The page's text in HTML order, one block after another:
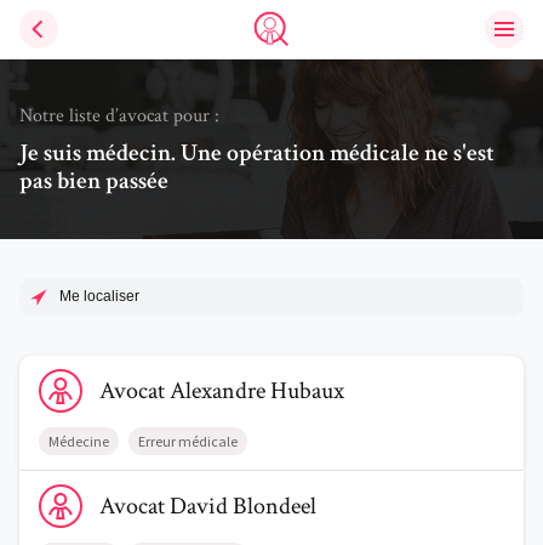
Trouve un avocat
Notre liste d’avocat pour :
Je suis médecin. Une opération médicale ne s'est
pas bien passée
Me localiser
Voir le profil de AvocatAlexandre Hubaux
AvocatAlexandreHubaux
Médecine Erreur médicale
Voir le profil de AvocatDavid Blondeel
AvocatDavidBlondeel